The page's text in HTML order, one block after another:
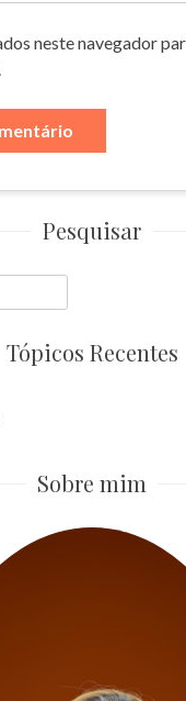
neste navegador
Pesquisar
Tópicos Recentes
Sobre mim